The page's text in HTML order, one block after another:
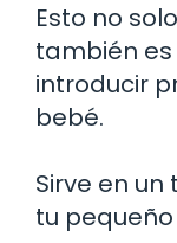
Esto no
también
introducir
bebé.
Sirve en
tu